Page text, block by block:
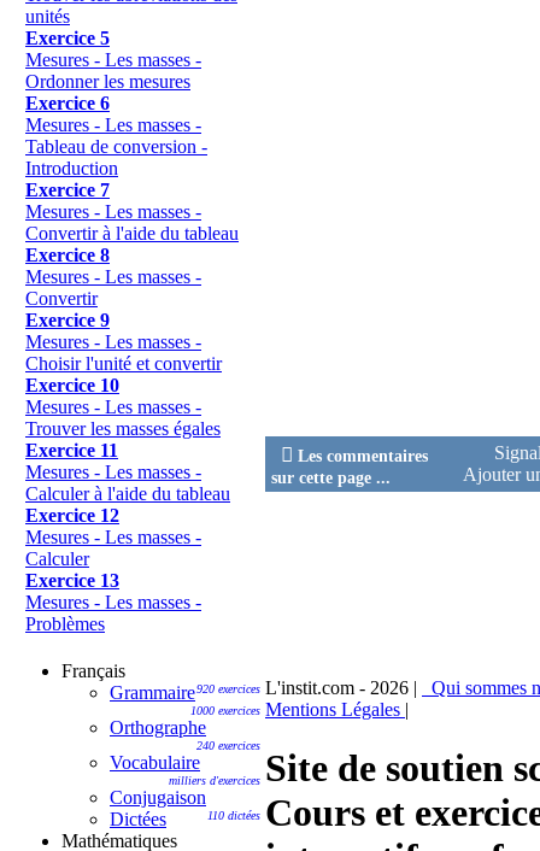
unités
Exercice 5
Mesures - Les masses -
Ordonner les mesures
Exercice 6
Mesures - Les masses -
Tableau de conversion -
Introduction
Exercice 7
Mesures - Les masses -
Convertir à l'aide du tableau
Exercice 8
Mesures - Les masses -
Convertir
Exercice 9
Mesures - Les masses -
Choisir l'unité et convertir
Exercice 10
Mesures - Les masses -
Trouver les masses égales
Exercice 11
Mesures - Les masses -
Calculer à l'aide du tableau
Exercice 12
Mesures - Les masses -
Calculer
Exercice 13
Mesures - Les masses -
Problèmes
Français
920 exercices
Grammaire
1000 exercices
Orthographe
240 exercices
Vocabulaire
milliers d'exercices
Conjugaison
110 dictées
Dictées
Mathématiques
 Les commentaires
sur cette page ...
Ajouter
L'instit.com - 2026 |
Qui sommes
Mentions Légales |
Site de soutien
Cours et